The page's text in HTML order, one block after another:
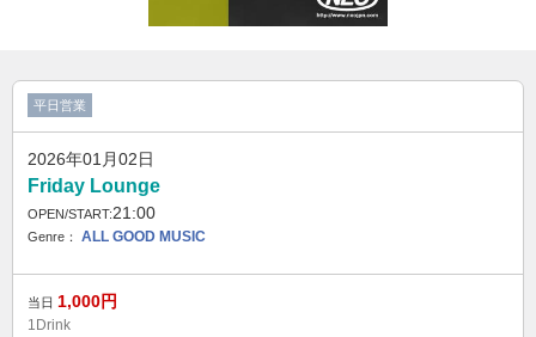
平日営業
2026年01月02日
Friday Lounge
OPEN/START:21:00
Genre： ALL GOOD MUSIC
当日 1,000円
1Drink